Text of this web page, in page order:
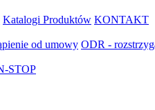
Katalogi Produktów KONTAKT
od umowy ODR -
STOP